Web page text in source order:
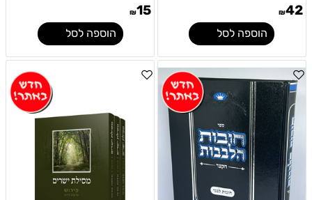
₪42
הוספה לסל
₪15
הוספה לסל